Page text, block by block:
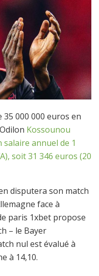
35 000 000 euros en
Odilon Kossounou
annuel de 1
soit 31 346 euros (20
disputera son match
face à
paris 1xbet propose
– le Bayer
nul est évalué à
à 14,10.